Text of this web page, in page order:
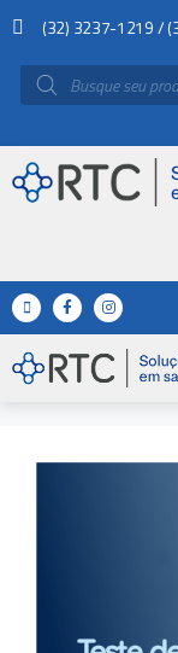
(32) 3237-1219 /